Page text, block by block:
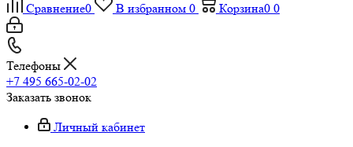
Сравнение0 В избранном 0 Корзина0 0
Телефоны
+7 495 665-02-02
Заказать звонок
Личный кабинет